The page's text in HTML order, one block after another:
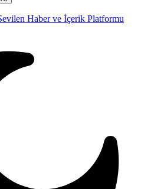
Haber ve İçerik Platformu